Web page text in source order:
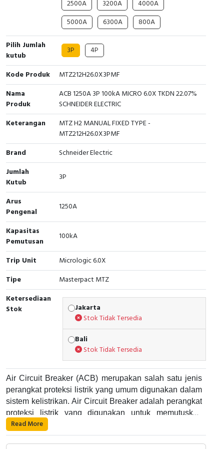
Cable Operated Switch
Signalling Columns
Safety Sensors
Pressure Switch
Ultrasonic & Rotary Encoder
Inductive Sensors
Photoelectric
Cam Switch
RFID
Capacitive Sensors
Safety Switch
Radio Frequency
2500A
3200A
4000A
5000A
6300A
800A
Pilih Jumlah
kutub
3P 4P
Kode Produk
MTZ212H26.0X3PMF
Nama
Produk
ACB 1250A 3P 100kA MICRO 6.0X TKDN 22.07%
SCHNEIDER ELECTRIC
Keterangan
MTZ H2 MANUAL FIXED TYPE -
MTZ212H26.0X3PMF
Brand
Schneider Electric
Jumlah
Kutub
3P
Arus
Pengenal
1250A
Kapasitas
Pemutusan
100kA
Trip Unit
Micrologic 6.0X
Tipe
Masterpact MTZ
Ketersediaan
Stok
Jakarta
Stok Tidak Tersedia
Bali
Stok Tidak Tersedia
Air Circuit Breaker (ACB) merupakan salah satu jenis
perangkat proteksi listrik yang umum digunakan dalam
sistem kelistrikan. Air Circuit Breaker adalah perangkat
proteksi listrik yang digunakan untuk memutuskan
aliran listrik pada suatu rangkaian listrik saat terjadi
gangguan atau kelebihan arus. Alat ini umumnya
digunakan di dalam panel listrik industri dan dapat
Air Circuit Breaker bekerja dengan cara memutuskan
aliran listrik pada suatu rangkaian listrik saat terjadi
Read More